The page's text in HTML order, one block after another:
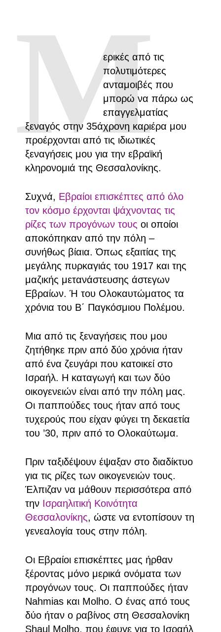
Μ
ερικές από τις
πολυτιμότερες
ανταμοιβές που
μπορώ να πάρω ως
επαγγελματίας
ξεναγός στην 35άχρονη καριέρα μου
προέρχονται από τις ιδιωτικές
ξεναγήσεις μου για την εβραϊκή
κληρονομιά της Θεσσαλονίκης.
Συχνά, Εβραίοι επισκέπτες από όλο
τον κόσμο έρχονται ψάχνοντας τις
ρίζες των προγόνων τους οι οποίοι
αποκόπηκαν από την πόλη –
συνήθως βίαια. Όπως εξαιτίας της
μεγάλης πυρκαγιάς του 1917 και της
μαζικής μετανάστευσης άστεγων
Εβραίων. Ή του Ολοκαυτώματος τα
χρόνια του Β΄ Παγκόσμιου Πολέμου.
Μια από τις ξεναγήσεις που μου
ζητήθηκε πριν από δύο χρόνια ήταν
από ένα ζευγάρι που κατοικεί στο
Ισραήλ. Η καταγωγή και των δύο
οικογενειών είναι από την πόλη μας.
Οι παππούδες τους ήταν από τους
τυχερούς που είχαν φύγει τη δεκαετία
του ’30, πριν από το Ολοκαύτωμα.
Πριν ταξιδέψουν έψαξαν στο διαδίκτυο
για τις ρίζες των οικογενειών τους.
Έλπιζαν να μάθουν περισσότερα από
την Ισραηλιτική Κοινότητα
Θεσσαλονίκης, ώστε να εντοπίσουν τη
γενεαλογία τους στην πόλη.
Οι Εβραίοι επισκέπτες μας ήρθαν
ξέροντας μόνο μερικά ονόματα των
προγόνων τους. Οι παππούδες ήταν
Nahmias και Molho. Ο ένας από τους
δύο ήταν ο ραβίνος στη Θεσσαλονίκη
Shaul Molho, που έφυγε για το Ισραήλ